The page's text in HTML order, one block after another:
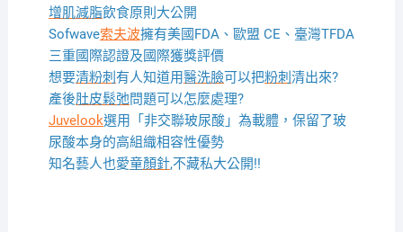
增肌減脂飲食原則大公開
Sofwave索夫波擁有美國FDA、歐盟 CE、臺灣TFDA
三重國際認證及國際獲獎評價
想要清粉刺 有人知道用醫洗臉可以把粉刺 清出來?
產後肚皮鬆弛問題可以怎麼處理?
Juvelook選用「非交聯玻尿酸」為載體，保留了玻
尿酸本身的高組織相容性優勢
知名藝人也愛童顏針,不藏私大公開!!